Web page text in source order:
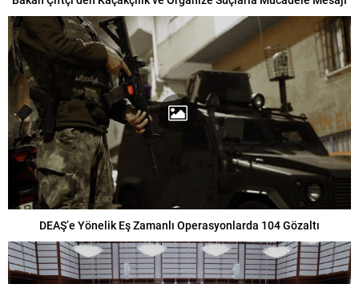
DEAŞ’e Yönelik Eş Zamanlı Operasyonlarda 104 Gözaltı